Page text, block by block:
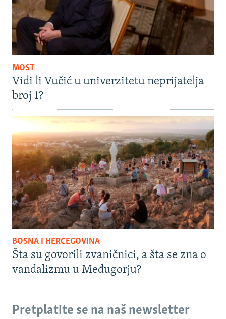
MOST
Vidi li Vučić u univerzitetu neprijatelja
broj 1?
BOSNA I HERCEGOVINA
Šta su govorili zvaničnici, a šta se zna o
vandalizmu u Međugorju?
Pretplatite se na naš newsletter